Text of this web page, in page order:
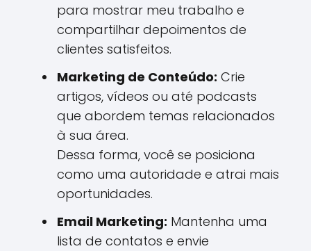
para mostrar meu trabalho e
compartilhar depoimentos de
clientes satisfeitos.
Marketing de Conteúdo: Crie
artigos, vídeos ou até podcasts
que abordem temas relacionados
à sua área.
Dessa forma, você se posiciona
como uma autoridade e atrai mais
oportunidades.
Email Marketing: Mantenha uma
lista de contatos e envie